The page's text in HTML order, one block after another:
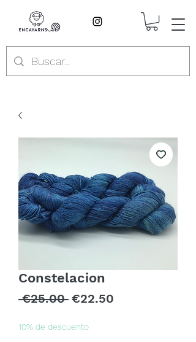
Constelacion
€25.00 Regular
€22.50
10% de descuento